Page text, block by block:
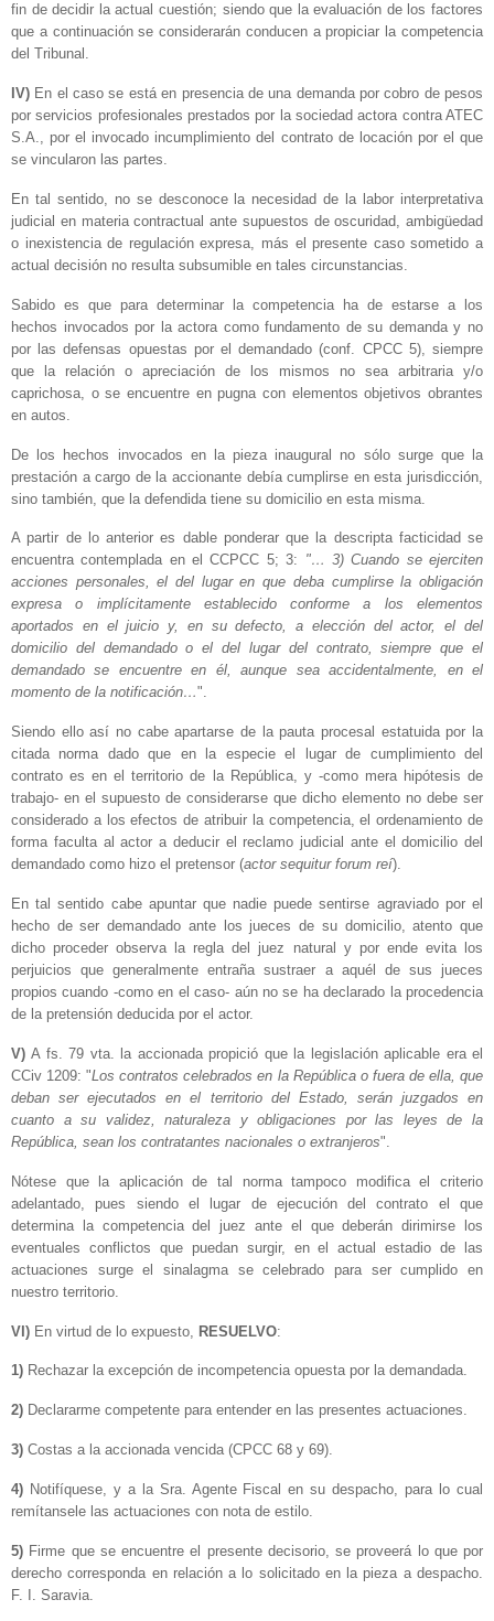
fin de decidir la actual cuestión; siendo que la evaluación de los factores
que a continuación se considerarán conducen a propiciar la competencia
del Tribunal.
IV) En el caso se está en presencia de una demanda por cobro de pesos
por servicios profesionales prestados por la sociedad actora contra ATEC
S.A., por el invocado incumplimiento del contrato de locación por el que
se vincularon las partes.
En tal sentido, no se desconoce la necesidad de la labor interpretativa
judicial en materia contractual ante supuestos de oscuridad, ambigüedad
o inexistencia de regulación expresa, más el presente caso sometido a
actual decisión no resulta subsumible en tales circunstancias.
Sabido es que para determinar la competencia ha de estarse a los
hechos invocados por la actora como fundamento de su demanda y no
por las defensas opuestas por el demandado (conf. CPCC 5), siempre
que la relación o apreciación de los mismos no sea arbitraria y/o
caprichosa, o se encuentre en pugna con elementos objetivos obrantes
en autos.
De los hechos invocados en la pieza inaugural no sólo surge que la
prestación a cargo de la accionante debía cumplirse en esta jurisdicción,
sino también, que la defendida tiene su domicilio en esta misma.
A partir de lo anterior es dable ponderar que la descripta facticidad se
encuentra contemplada en el CCPCC 5; 3: "… 3) Cuando se ejerciten
acciones personales, el del lugar en que deba cumplirse la obligación
expresa o implícitamente establecido conforme a los elementos
aportados en el juicio y, en su defecto, a elección del actor, el del
domicilio del demandado o el del lugar del contrato, siempre que el
demandado se encuentre en él, aunque sea accidentalmente, en el
momento de la notificación…".
Siendo ello así no cabe apartarse de la pauta procesal estatuida por la
citada norma dado que en la especie el lugar de cumplimiento del
contrato es en el territorio de la República, y -como mera hipótesis de
trabajo- en el supuesto de considerarse que dicho elemento no debe ser
considerado a los efectos de atribuir la competencia, el ordenamiento de
forma faculta al actor a deducir el reclamo judicial ante el domicilio del
demandado como hizo el pretensor (actor sequitur forum reí).
En tal sentido cabe apuntar que nadie puede sentirse agraviado por el
hecho de ser demandado ante los jueces de su domicilio, atento que
dicho proceder observa la regla del juez natural y por ende evita los
perjuicios que generalmente entraña sustraer a aquél de sus jueces
propios cuando -como en el caso- aún no se ha declarado la procedencia
de la pretensión deducida por el actor.
V)A fs. 79 vta. la accionada propició que la legislación aplicable era el
CCiv 1209: "Los contratos celebrados en la República o fuera de ella, que
deban ser ejecutados en el territorio del Estado, serán juzgados en
cuanto a su validez, naturaleza y obligaciones por las leyes de la
República, sean los contratantes nacionales o extranjeros".
Nótese que la aplicación de tal norma tampoco modifica el criterio
adelantado, pues siendo el lugar de ejecución del contrato el que
determina la competencia del juez ante el que deberán dirimirse los
eventuales conflictos que puedan surgir, en el actual estadio de las
actuaciones surge el sinalagma se celebrado para ser cumplido en
nuestro territorio.
VI) En virtud de lo expuesto, RESUELVO:
1) Rechazar la excepción de incompetencia opuesta por la demandada.
2) Declararme competente para entender en las presentes actuaciones.
3) Costas a la accionada vencida (CPCC 68 y 69).
4) Notifíquese, y a la Sra. Agente Fiscal en su despacho, para lo cual
remítansele las actuaciones con nota de estilo.
5) Firme que se encuentre el presente decisorio, se proveerá lo que por
derecho corresponda en relación a lo solicitado en la pieza a despacho.
F. I. Saravia.